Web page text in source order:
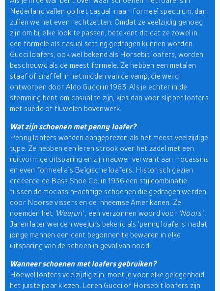
Nederland vallen op het casual-naar-formeel spectrum, dan
zullen we het even rechtzetten. Omdat ze veelzijdig genoeg
zijn om bij elke look te passen, betekent dit dat ze zowel in
een formele als casual setting gedragen kunnen worden.
Gucci loafers, ook wel bekend als Horsebit loafers, worden
beschouwd als de meest formele. Ze hebben een metalen
staaf of snaffel in het midden van de vamp, die werd
ontworpen door Aldo Gucci in 1963. Als je echter in de
stemming bent om casual te zijn, kies dan voor slipper loafers
met suède of fluwelen bovenwerk.
Wat zijn schoenen met penny loafer?
Penny loafers worden aangeprezen als het meest veelzijdige
type. Ze hebben een leren strook over het zadel met een
ruitvormige uitsparing en zijn nauwer verwant aan mocassins
en even formeel als Belgische loafers. Historisch gezien
creëerde de Bass Shoe Co. in 1936 een stijlcombinatie
tussen de mocassin-achtige schoenen die gedragen werden
door Noorse vissers en de inheemse Amerikanen. Ze
noemden het 'Weejun' , een verzonnen woord voor 'Noors'
Jaren later werden weejuns bekend als 'penny loafers' nadat
jonge mannen een cent begonnen te bewaren in elke
uitsparing van de schoen in geval van nood.
Wanneer schoenen met loafers gebruiken?
Hoewel loafers veelzijdig zijn, moet je voor elke gelegenheid
het juiste paar kiezen. Leren Gucci of Horsebit loafers zijn